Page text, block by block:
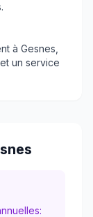
à Gesnes
un service